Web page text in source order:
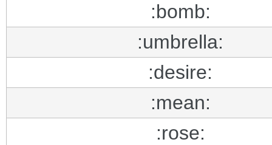
:bomb:
:umbrella:
:desire:
:mean:
:rose: